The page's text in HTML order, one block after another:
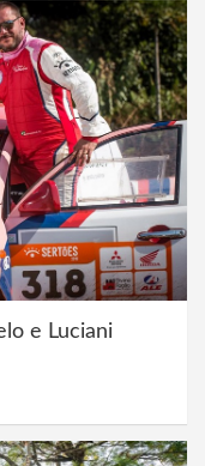
e Luciani